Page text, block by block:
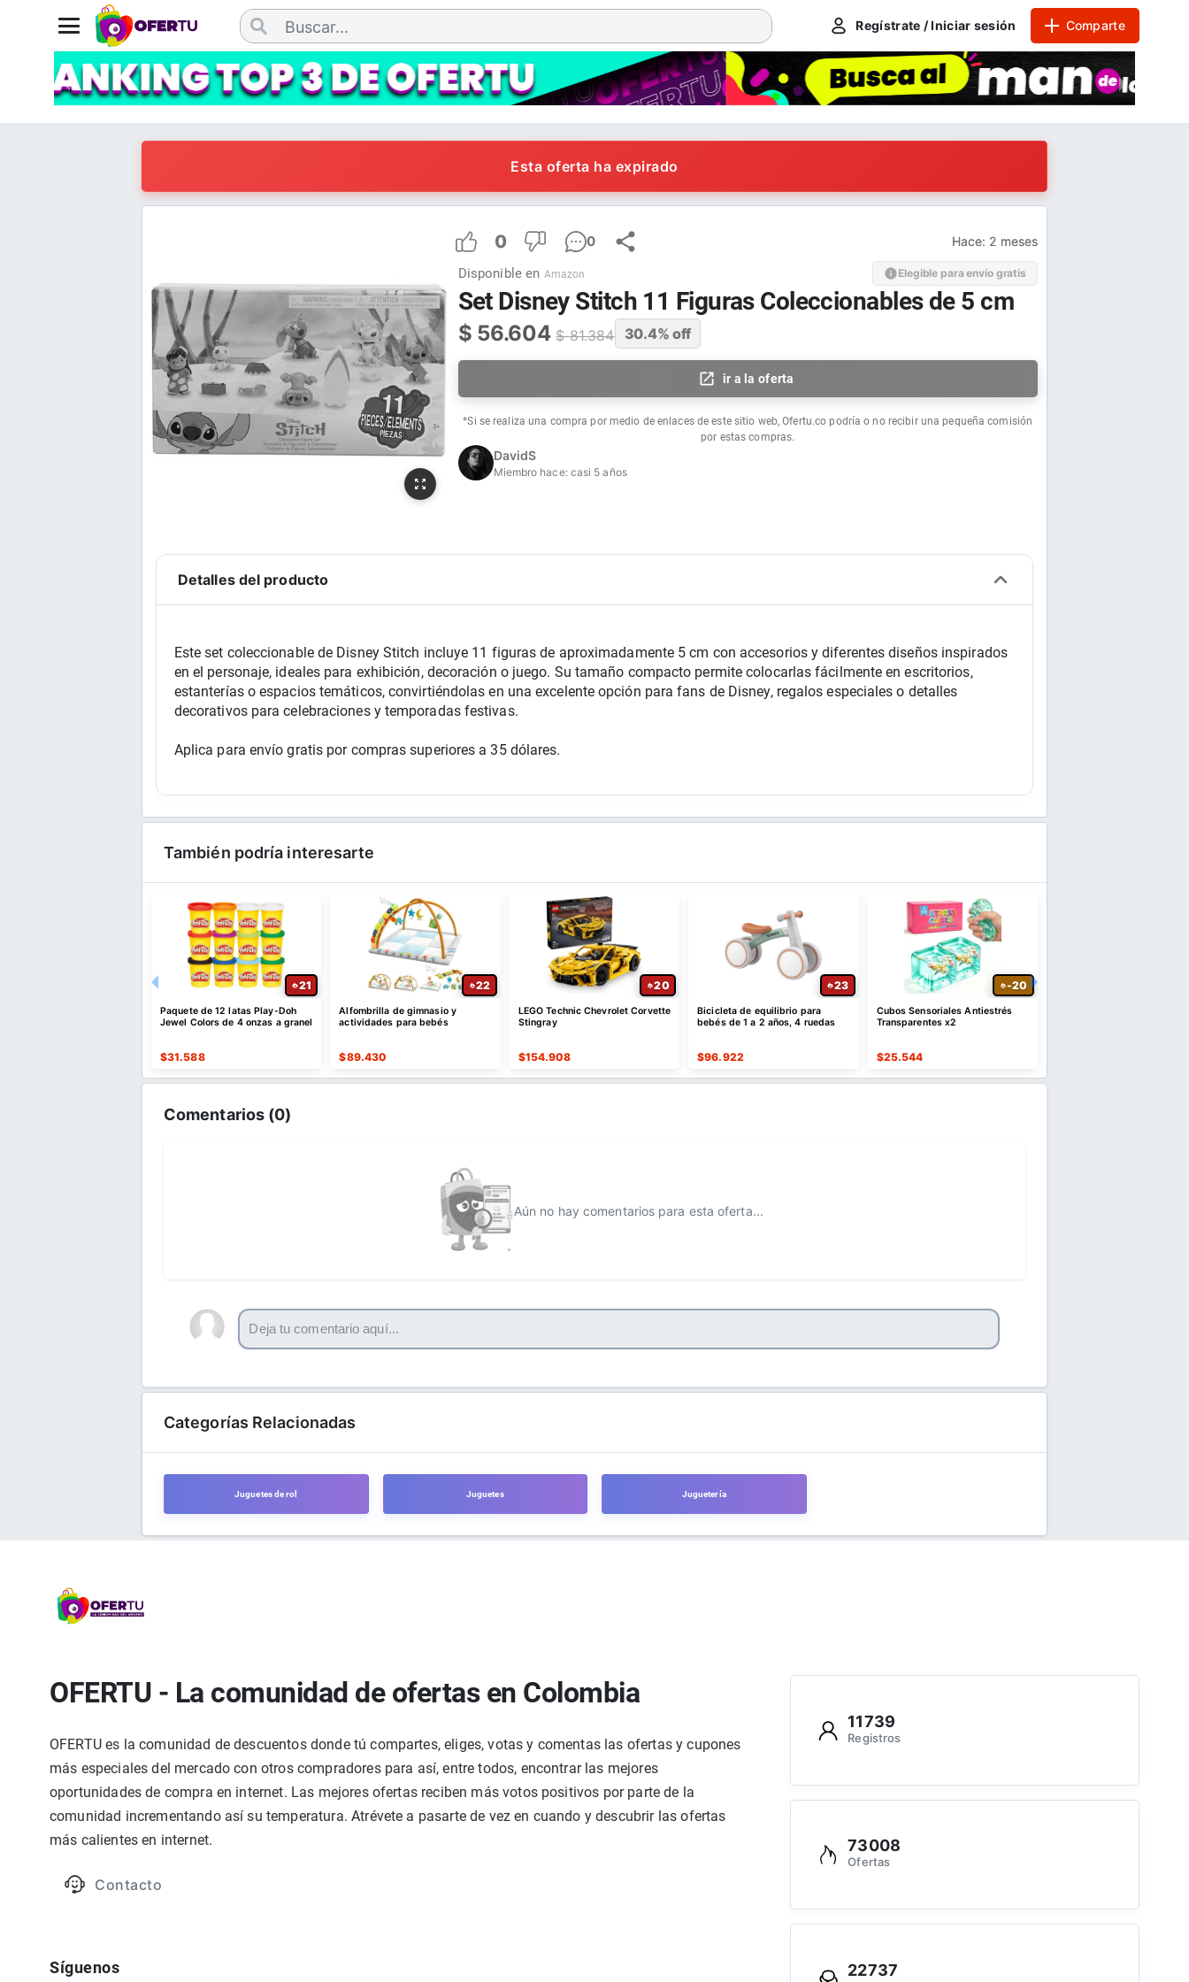
Regístrate / Iniciar sesión Comparte
Esta oferta ha expirado
0 0 Hace: 2 meses
Disponible en Amazon Elegible para envío gratis
Set Disney Stitch 11 Figuras Coleccionables de 5 cm
$ 56.604 $81.384 30.4% off
ir a la oferta
*Si se realiza una compra por medio de enlaces de este sitio web, Ofertu.co podría o no recibir una pequeña comisión
por estas compras.
DavidS
Miembro hace: casi 5 años
Detalles del producto
Este set coleccionable de Disney Stitch incluye 11 figuras de aproximadamente 5 cm con accesorios y diferentes diseños inspirados
en el personaje, ideales para exhibición, decoración o juego. Su tamaño compacto permite colocarlas fácilmente en escritorios,
estanterías o espacios temáticos, convirtiéndolas en una excelente opción para fans de Disney, regalos especiales o detalles
decorativos para celebraciones y temporadas festivas.
Aplica para envío gratis por compras superiores a 35 dólares.
También podría interesarte
21
Paquete de 12 latas Play-Doh
Jewel Colors de 4 onzas a granel
$31.588
22
Alfombrilla de gimnasio y
actividades para bebés
$89.430
20
LEGO Technic Chevrolet Corvette
Stingray
$154.908
23
Bicicleta de equilibrio para
bebés de 1 a 2 años, 4 ruedas
$96.922
-20
Cubos Sensoriales Antiestrés
Transparentes x2
$25.544
Comentarios (0)
Aún no hay comentarios para esta oferta...
Categorías Relacionadas
Juguetes de rol Juguetes Juguetería
OFERTU - La comunidad de ofertas en Colombia
OFERTU es la comunidad de descuentos donde tú compartes, eliges, votas y comentas las ofertas y cupones
más especiales del mercado con otros compradores para así, entre todos, encontrar las mejores
oportunidades de compra en internet. Las mejores ofertas reciben más votos positivos por parte de la
comunidad incrementando así su temperatura. Atrévete a pasarte de vez en cuando y descubrir las ofertas
más calientes en internet.
Contacto
Síguenos
11739
Registros
73008
Ofertas
22737